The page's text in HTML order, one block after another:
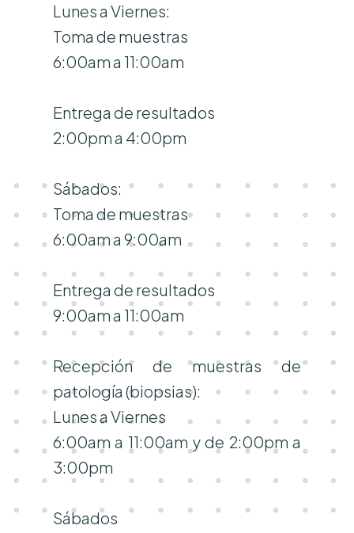
Lunes a Viernes:
Toma de muestras
6:00am a 11:00am
Entrega de resultados
2:00pm a 4:00pm
Sábados:
Toma de muestras
6:00am a 9:00am
Entrega de resultados
9:00am a 11:00am
Recepción de muestras de
patología (biopsias):
Lunes a Viernes
6:00am a 11:00am y de 2:00pm a
3:00pm
Sábados